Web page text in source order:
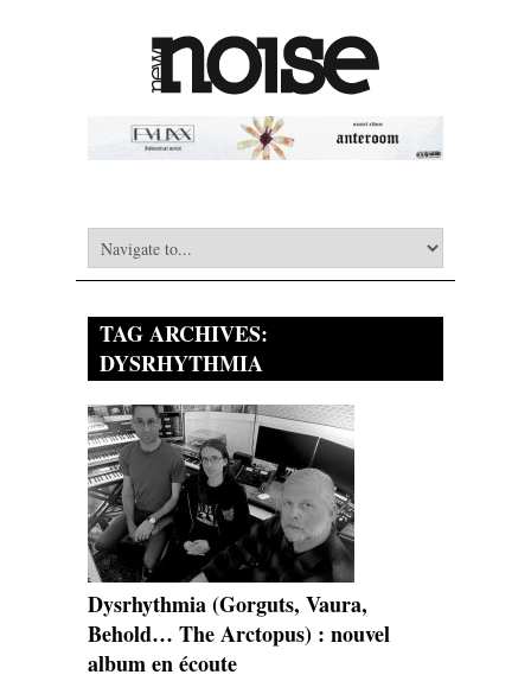
TAG ARCHIVES:
DYSRHYTHMIA
Dysrhythmia (Gorguts, Vaura,
Behold… The Arctopus) : nouvel
album en écoute